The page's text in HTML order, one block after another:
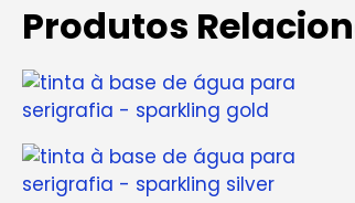
Produtos